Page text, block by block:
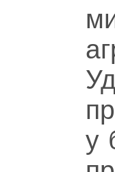
у